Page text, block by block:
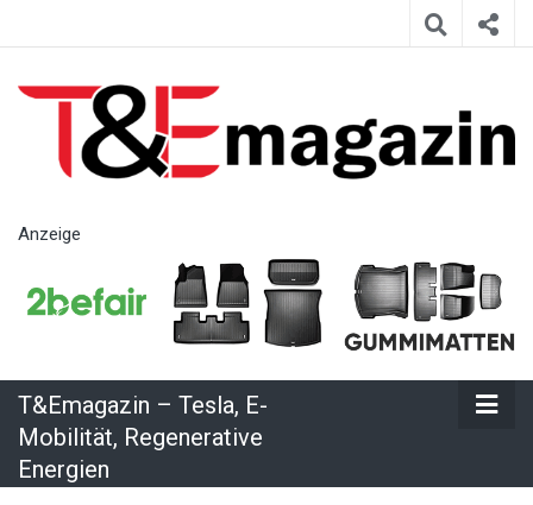
– Tesla, E-
Mobilität,
Regenerative
Energien
Anzeige
T&Emagazin – Tesla, E-
Mobilität, Regenerative
Energien